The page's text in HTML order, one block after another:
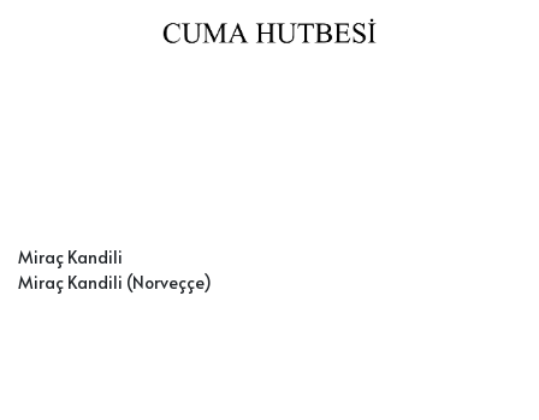
Miraç Kandili
Miraç Kandili (Norveççe)